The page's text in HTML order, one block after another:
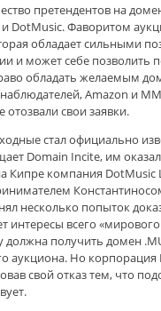
претендентов на
DotMusic. Фаворитом
обладает сильными
и может себе позволить
обладать желаемым
Amazon и
свои заявки.
стал официально
Domain Incite, им
Кипре компания DotMusic
несколько попыток
интересы всего
должна получить домен
аукциона. Но корпорация
свой отказ тем, что